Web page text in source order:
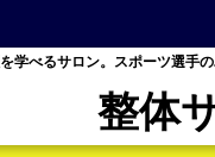
学べるサロン。スポーツ選手
整体